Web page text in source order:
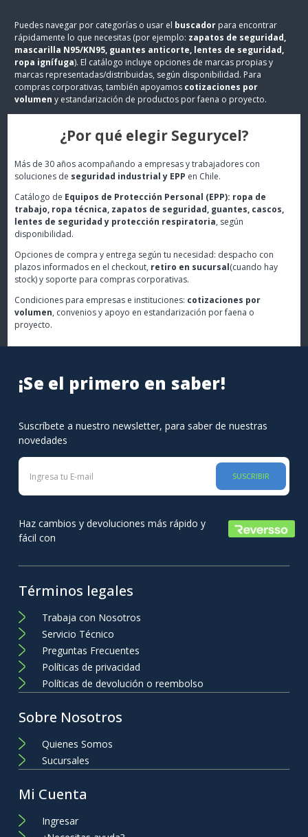
Puedes navegar por categorías o usar el buscador para encontrar
rápidamente lo que necesitas (por ejemplo: zapatos de seguridad,
mascarilla N95/KN95, guantes anticorte, lentes de seguridad,
ropa ignífuga). El catálogo incluye opciones de marcas propias y
marcas representadas/distribuidas, según disponibilidad. Para
compras corporativas, también apoyamos cotizaciones por
volumen y estandarización de productos por faena o proyecto.
¿Por qué elegir Segurycel?
Más de 30 años acompañando a empresas y trabajadores con
soluciones de seguridad industrial y EPP en Chile.
Catálogo de Equipos de Protección Personal (EPP): ropa de
trabajo, ropa técnica, zapatos de seguridad, guantes, cascos,
lentes de seguridad y protección respiratoria, según
disponibilidad.
Opciones de compra y entrega según tu necesidad: despacho con
plazos informados en el checkout, retiro en sucursal(cuando hay
stock) y soporte para compras corporativas.
Condiciones para empresas e instituciones: cotizaciones por
volumen, convenios y apoyo en estandarización por faena o
proyecto.
¡Se el primero en saber!
Suscríbete a nuestro newsletter, para saber de nuestras
novedades
SUSCRIBIR
Haz cambios y devoluciones más rápido y
fácil con
Términos legales
Trabaja con Nosotros
Servicio Técnico
Preguntas Frecuentes
Políticas de privacidad
Políticas de devolución o reembolso
Sobre Nosotros
Quienes Somos
Sucursales
Mi Cuenta
Ingresar